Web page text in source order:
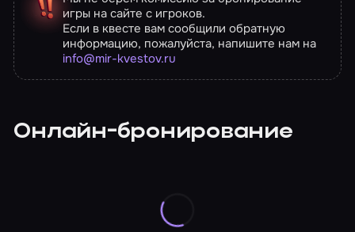
игры на сайте с игроков.
Если в квесте вам сообщили обратную
информацию, пожалуйста, напишите нам на
info@mir-kvestov.ru
Онлайн-бронирование